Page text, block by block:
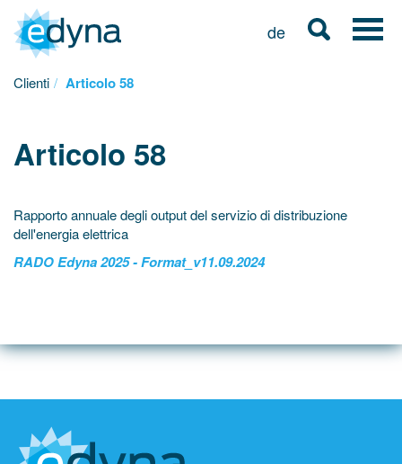
de
Clienti Articolo 58
Articolo 58
Rapporto annuale degli output del servizio di distribuzione
dell'energia elettrica
RADO Edyna 2025 - Format_v11.09.2024